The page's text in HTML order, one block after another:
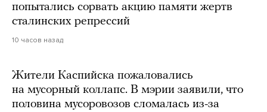
попытались сорвать акцию памяти жертв
сталинских репрессий
10 часов назад
Жители Каспийска пожаловались
на мусорный коллапс. В мэрии заявили, что
половина мусоровозов сломалась из-за